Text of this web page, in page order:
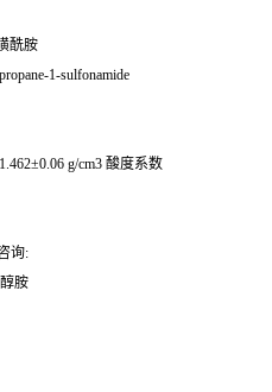
酰胺
1-sulfonamide
g/cm3 酸度系数
询:
胺